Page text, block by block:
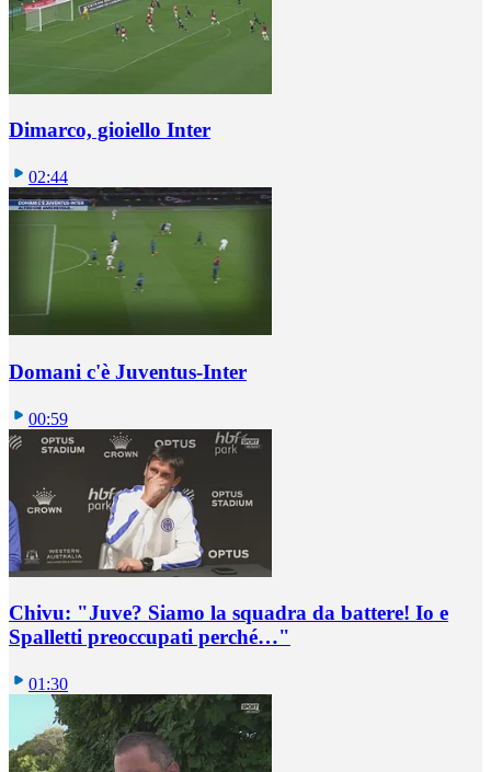
Dimarco, gioiello Inter
02:44
Domani c'è Juventus-Inter
00:59
Chivu: "Juve? Siamo la squadra da battere! Io e
Spalletti preoccupati perché…"
01:30